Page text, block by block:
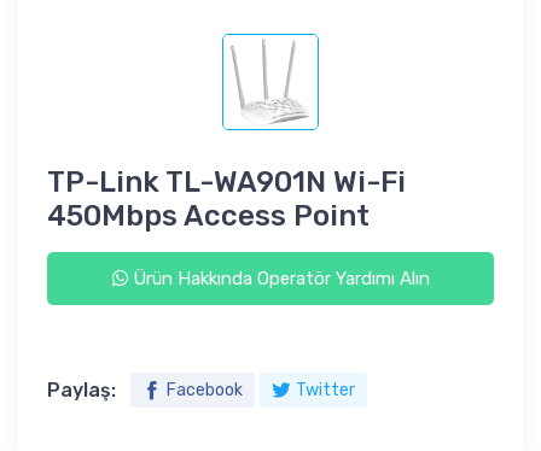
TP-Link TL-WA901N Wi-Fi
450Mbps Access Point
Ürün Hakkında Operatör Yardımı Alın
Paylaş: Facebook Twitter